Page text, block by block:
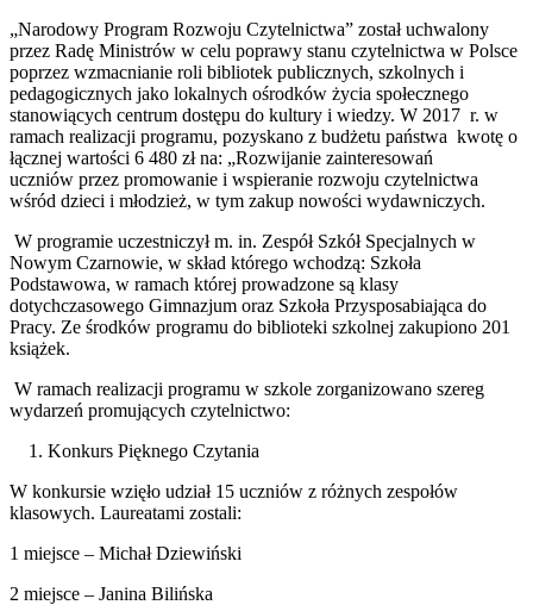
„Narodowy Program Rozwoju Czytelnictwa” został uchwalony
przez Radę Ministrów w celu poprawy stanu czytelnictwa w Polsce
poprzez wzmacnianie roli bibliotek publicznych, szkolnych i
pedagogicznych jako lokalnych ośrodków życia społecznego
stanowiących centrum dostępu do kultury i wiedzy. W 2017 r. w
ramach realizacji programu, pozyskano z budżetu państwa kwotę o
łącznej wartości 6 480 zł na: „Rozwijanie zainteresowań
uczniów przez promowanie i wspieranie rozwoju czytelnictwa
wśród dzieci i młodzież, w tym zakup nowości wydawniczych.
W programie uczestniczył m. in. Zespół Szkół Specjalnych w
Nowym Czarnowie, w skład którego wchodzą: Szkoła
Podstawowa, w ramach której prowadzone są klasy
dotychczasowego Gimnazjum oraz Szkoła Przysposabiająca do
Pracy. Ze środków programu do biblioteki szkolnej zakupiono 201
książek.
W ramach realizacji programu w szkole zorganizowano szereg
wydarzeń promujących czytelnictwo:
1. Konkurs Pięknego Czytania
W konkursie wzięło udział 15 uczniów z różnych zespołów
klasowych. Laureatami zostali:
1 miejsce – Michał Dziewiński
2 miejsce – Janina Bilińska